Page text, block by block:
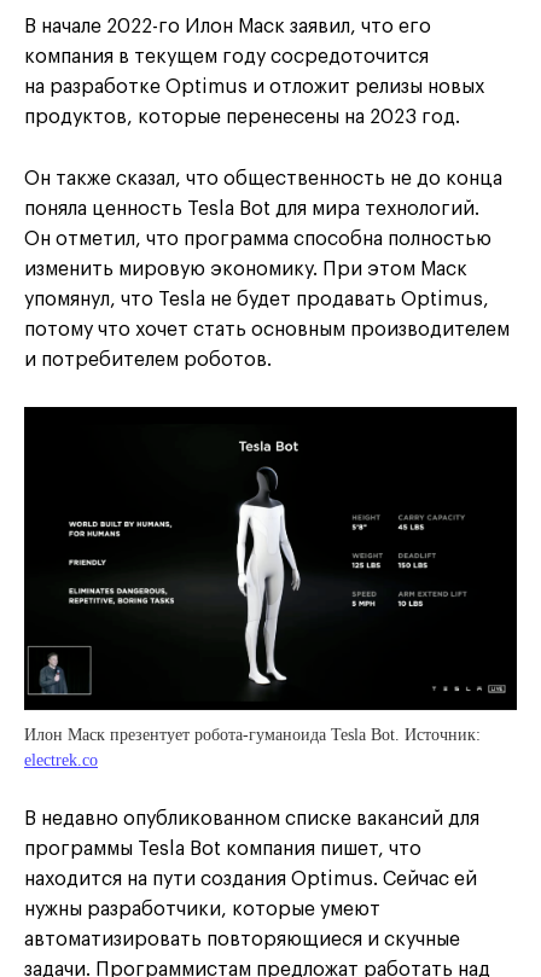
В начале 2022-го Илон Маск заявил, что его
компания в текущем году сосредоточится
на разработке Optimus и отложит релизы новых
продуктов, которые перенесены на 2023 год.
Он также сказал, что общественность не до конца
поняла ценность Tesla Bot для мира технологий.
Он отметил, что программа способна полностью
изменить мировую экономику. При этом Маск
упомянул, что Tesla не будет продавать Optimus,
потому что хочет стать основным производителем
и потребителем роботов.
Илон Маск презентует робота-гуманоида Tesla Bot. Источник:
electrek.co
В недавно опубликованном списке вакансий для
программы Tesla Bot компания пишет, что
находится на пути создания Optimus. Сейчас ей
нужны разработчики, которые умеют
автоматизировать повторяющиеся и скучные
задачи. Программистам предложат работать над